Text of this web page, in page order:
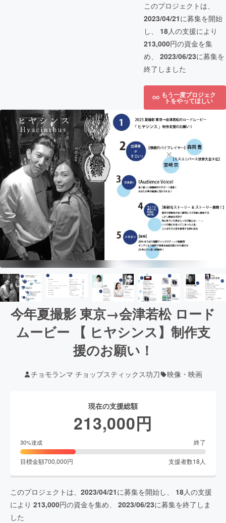
このプロジェクトは、
2023/04/21に募集を開始
し、 18人の支援により
213,000円の資金を集
め、 2023/06/23に募集を
終了しました
もう一度プロジェク
トをやってほしい
今年夏撮影 東京→会津若松 ロード
ムービー 【 ヒヤシンス】制作支
援のお願い！
チョモランマ チョップスティックス功刀 映像・映画
現在の支援総額
213,000円
30%達成 終了
目標金額700,000円 支援者数18 人
このプロジェクトは、 2023/04/21に募集を開始し、 18人の支援
により 213,000円の資金を集め、 2023/06/23に募集を終了しま
した